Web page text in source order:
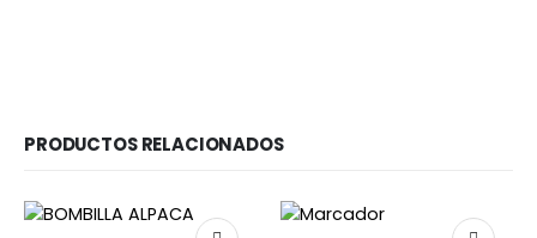
PRODUCTOS RELACIONADOS